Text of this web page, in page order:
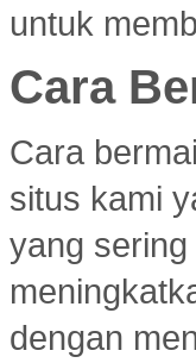
untuk
Cara
Cara
situs kami
yang
dengan